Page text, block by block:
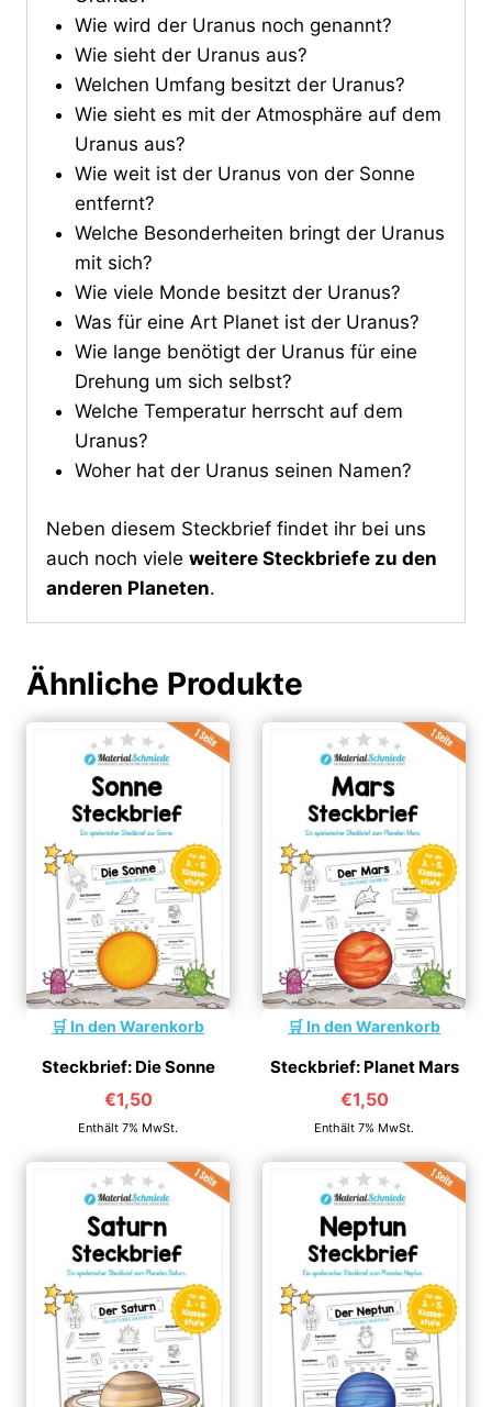
Wie wird der Uranus noch genannt?
Wie sieht der Uranus aus?
Welchen Umfang besitzt der Uranus?
Wie sieht es mit der Atmosphäre auf dem
Uranus aus?
Wie weit ist der Uranus von der Sonne
entfernt?
Welche Besonderheiten bringt der Uranus
mit sich?
Wie viele Monde besitzt der Uranus?
Was für eine Art Planet ist der Uranus?
Wie lange benötigt der Uranus für eine
Drehung um sich selbst?
Welche Temperatur herrscht auf dem
Uranus?
Woher hat der Uranus seinen Namen?
Neben diesem Steckbrief findet ihr bei uns
auch noch viele weitere Steckbriefe zu den
anderen Planeten.
Ähnliche Produkte
In den Warenkorb
Steckbrief: Die Sonne
€1,50
Enthält 7% MwSt.
In den Warenkorb
Steckbrief: Planet Mars
€1,50
Enthält 7% MwSt.